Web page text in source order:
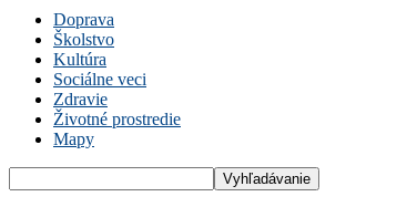
Doprava
Školstvo
Kultúra
Sociálne veci
Zdravie
Životné prostredie
Mapy